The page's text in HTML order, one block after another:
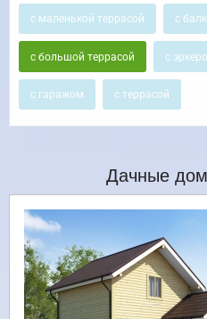
с маленькой террасой с
с большой террасой с
с гаражом с террасой
Дачные